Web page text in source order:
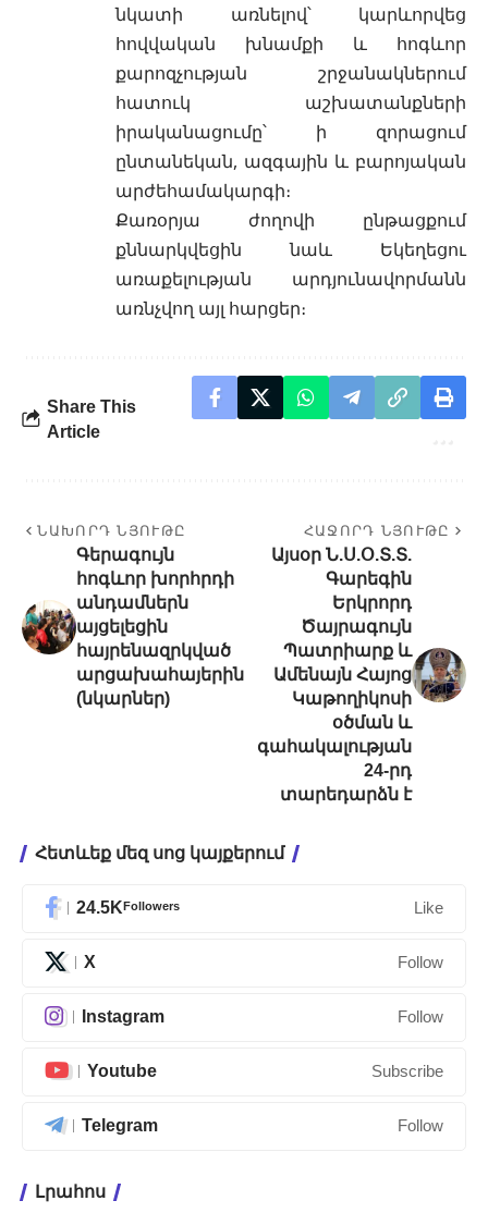
նկատի առնելով՝ կարևորվեց
հովվական խնամքի և հոգևոր
քարոզչության շրջանակներում
հատուկ աշխատանքների
իրականացումը՝ ի զորացում
ընտանեկան, ազգային և բարոյական
արժեհամակարգի։
Քառօրյա ժողովի ընթացքում
քննարկվեցին նաև Եկեղեցու
առաքելության արդյունավորմանն
առնչվող այլ հարցեր։
Share This
Article
ՆԱԽՈՐԴ ՆՅՈՒԹԸ
Գերագույն
հոգևոր խորհրդի
անդամներն
այցելեցին
հայրենազրկված
արցախահայերին
(նկարներ)
ՀԱՋՈՐԴ ՆՅՈՒԹԸ
Այսօր Ն.Ս.Օ.Տ.Տ.
Գարեգին
Երկրորդ
Ծայրագույն
Պատրիարք և
Ամենայն Հայոց
Կաթողիկոսի
օծման և
գահակալության
24-րդ
տարեդարձն է
Հետևեք մեզ սոց կայքերում
24.5KFollowers Like
X Follow
Instagram Follow
Youtube Subscribe
Telegram Follow
Լրահոս